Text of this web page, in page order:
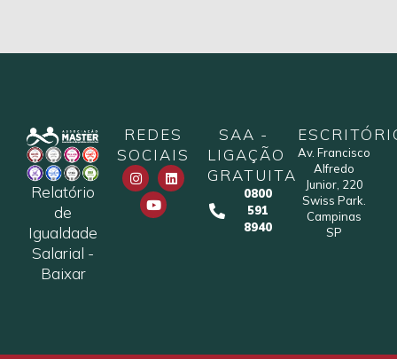
Relatório
de
Igualdade
Salarial -
Baixar
REDES
SOCIAIS
SAA -
LIGAÇÃO
GRATUITA
0800
591
8940
Av. Francisco
Alfredo
Junior, 220
Swiss Park.
Campinas
SP